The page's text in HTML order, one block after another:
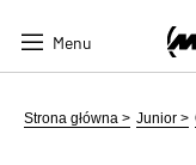
Menu
Strona główna > Junior >